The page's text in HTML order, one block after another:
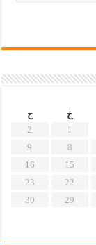
خ
ج
1
2
8
9
15
16
22
23
29
30